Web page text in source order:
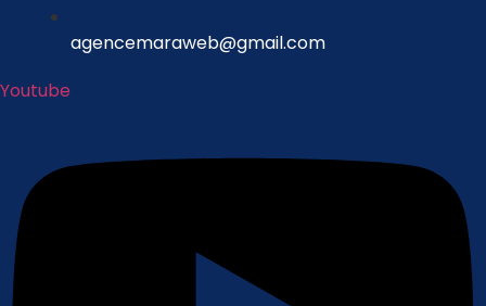
agencemaraweb@gmail.com
Youtube